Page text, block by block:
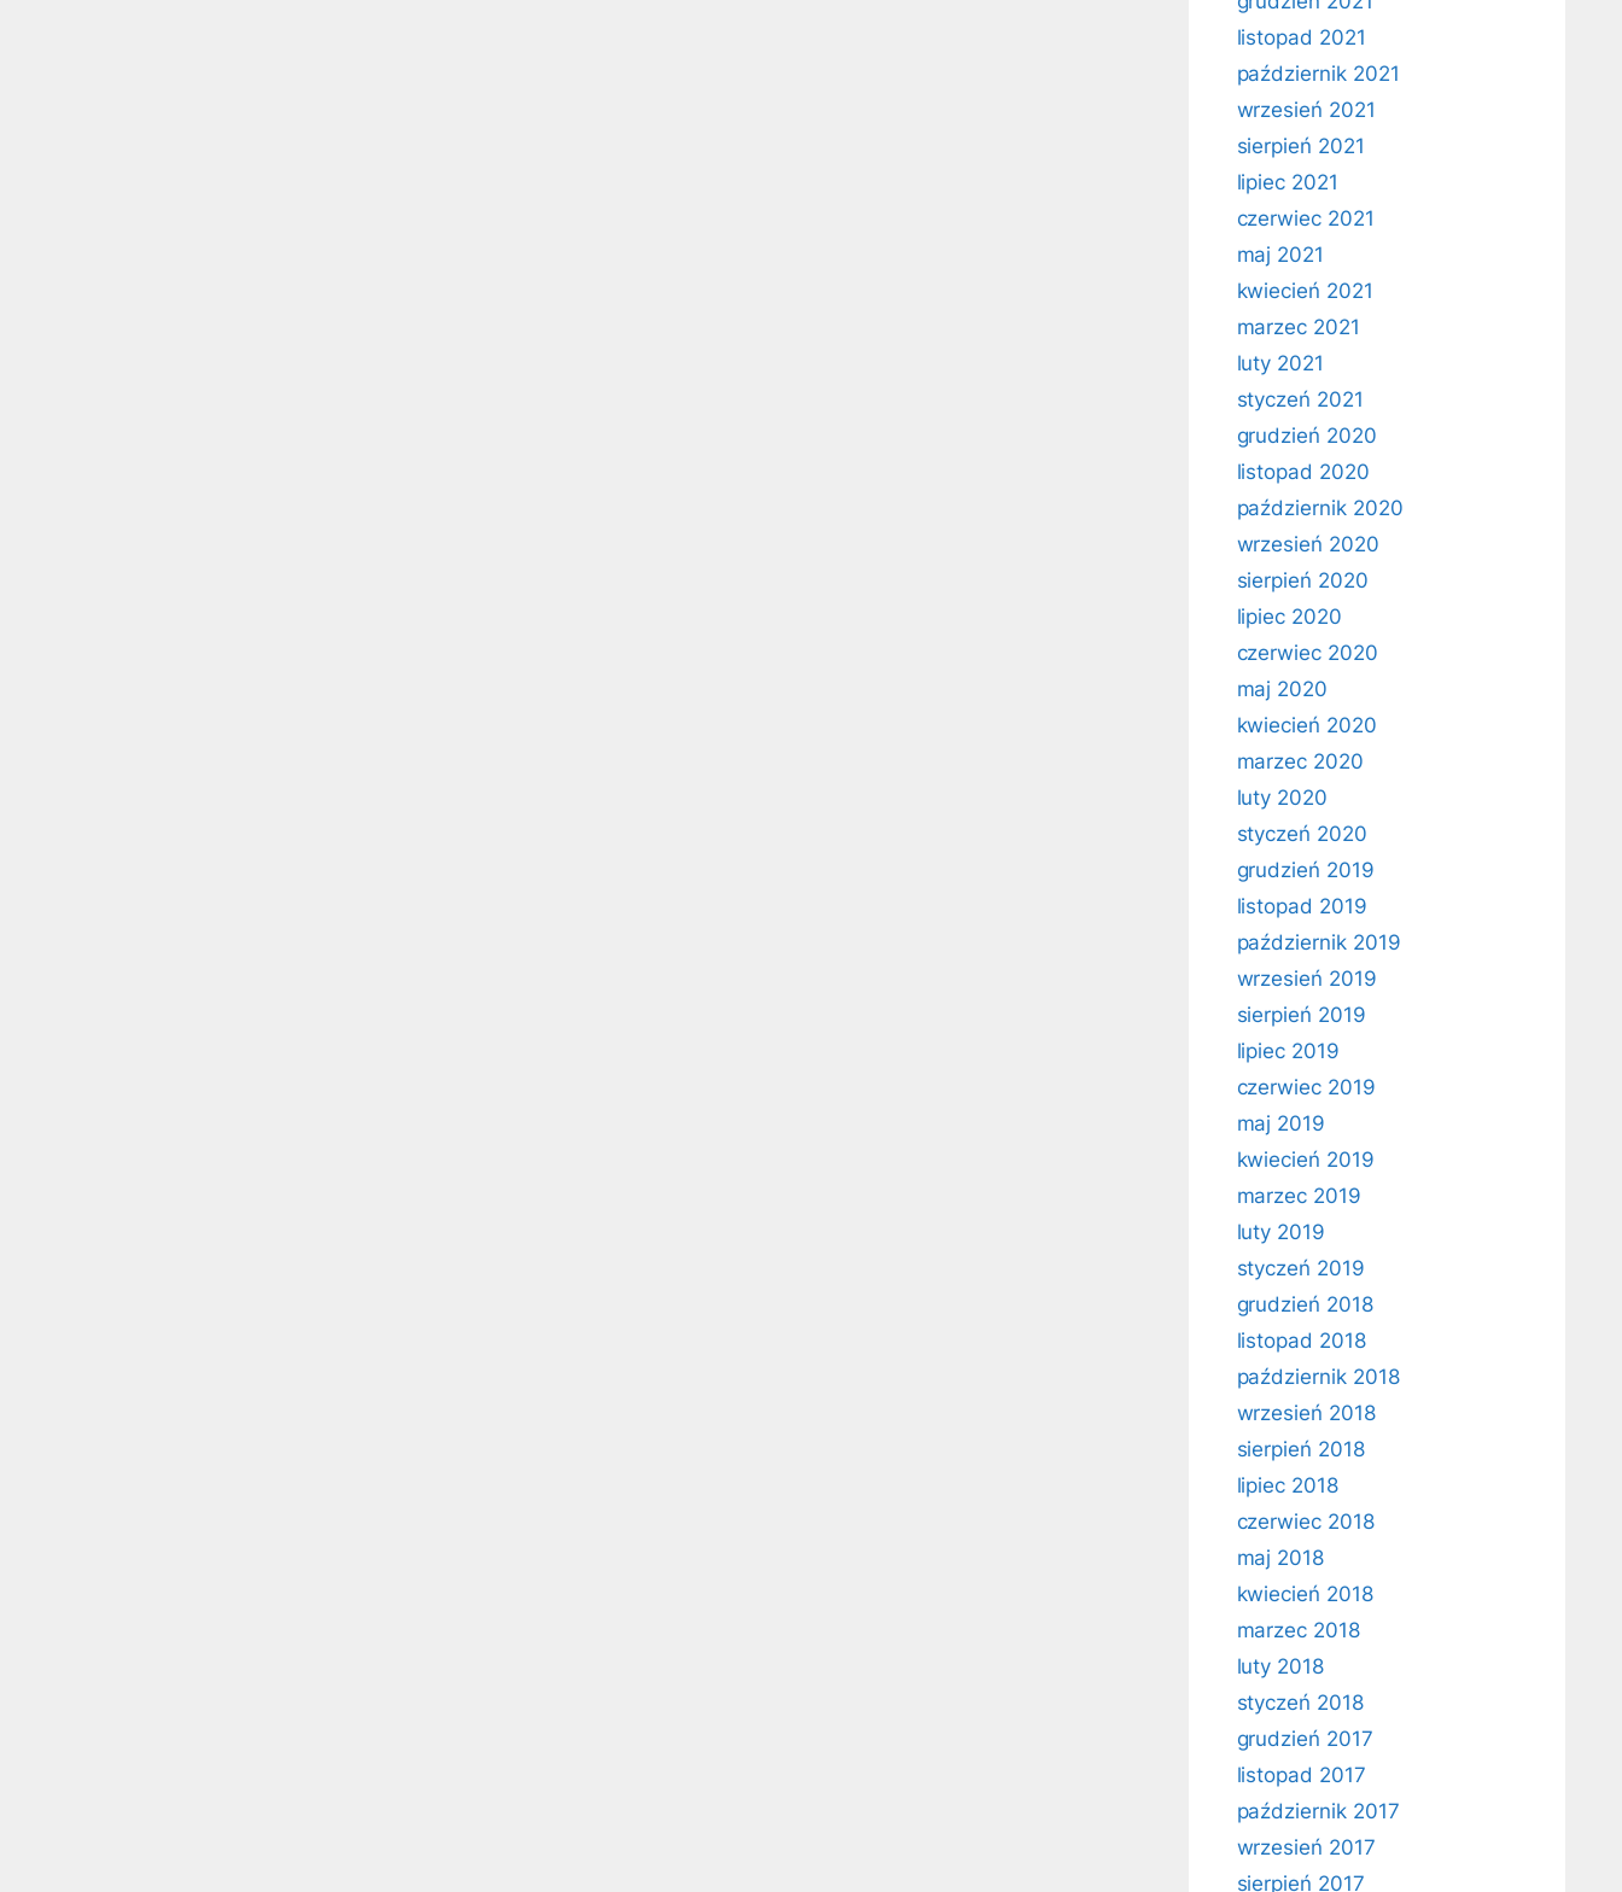
listopad 2021
październik 2021
wrzesień 2021
sierpień 2021
lipiec 2021
czerwiec 2021
maj 2021
kwiecień 2021
marzec 2021
luty 2021
styczeń 2021
grudzień 2020
listopad 2020
październik 2020
wrzesień 2020
sierpień 2020
lipiec 2020
czerwiec 2020
maj 2020
kwiecień 2020
marzec 2020
luty 2020
styczeń 2020
grudzień 2019
listopad 2019
październik 2019
wrzesień 2019
sierpień 2019
lipiec 2019
czerwiec 2019
maj 2019
kwiecień 2019
marzec 2019
luty 2019
styczeń 2019
grudzień 2018
listopad 2018
październik 2018
wrzesień 2018
sierpień 2018
lipiec 2018
czerwiec 2018
maj 2018
kwiecień 2018
marzec 2018
luty 2018
styczeń 2018
grudzień 2017
listopad 2017
październik 2017
wrzesień 2017
sierpień 2017